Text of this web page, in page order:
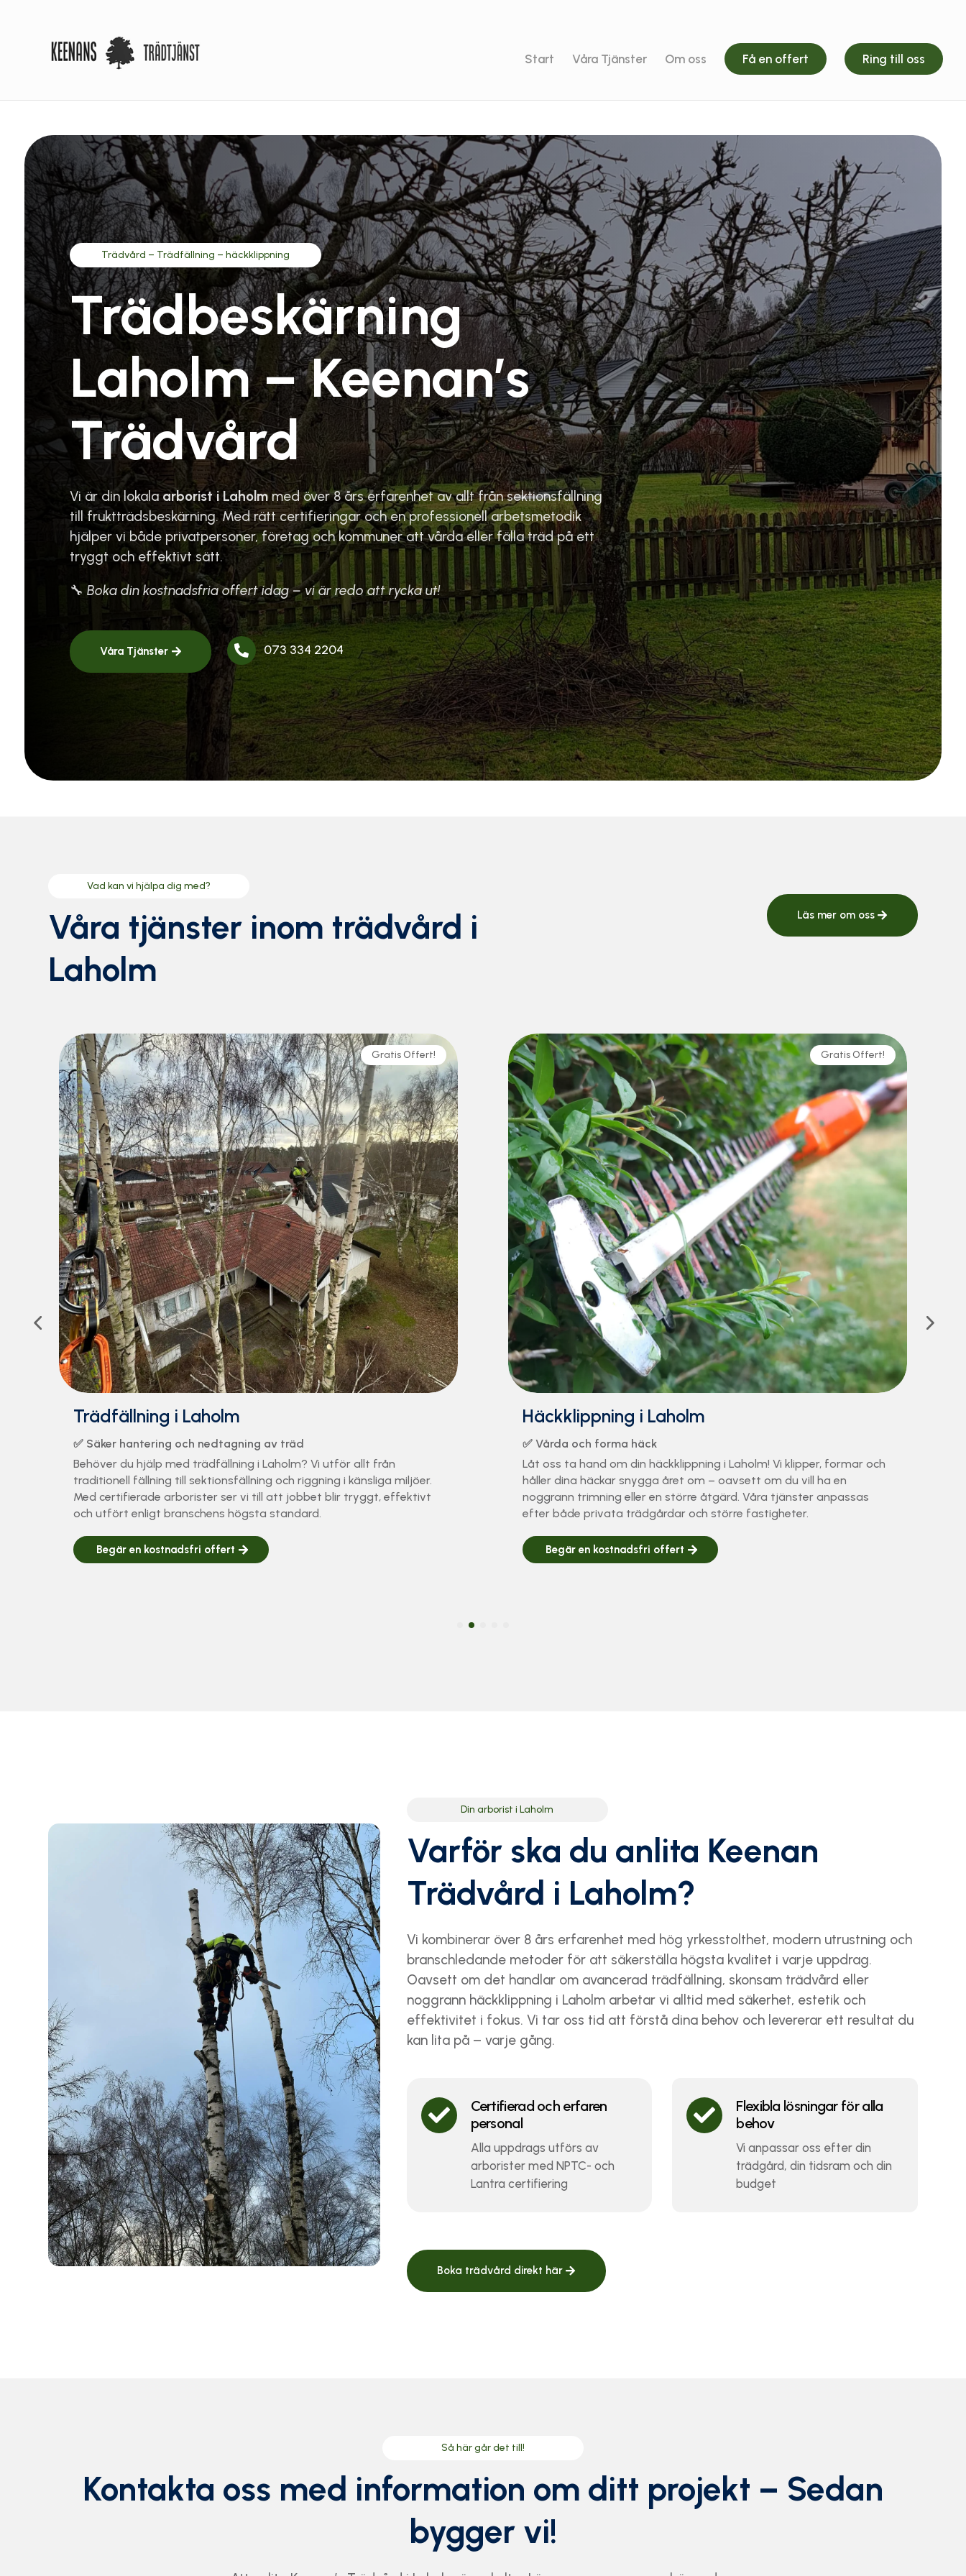
Start Våra Tjänster Om oss Få en offert Ring till oss
Trädvård – Trädfällning – häckklippning
Trädbeskärning
Laholm – Keenan’s
Trädvård
Vi är din lokalaarborist i Laholmmed över 8 års erfarenhet av allt från sektionsfällning
till fruktträdsbeskärning. Med rätt certifieringar och en professionell arbetsmetodik
hjälper vi både privatpersoner, företag och kommuner att vårda eller fälla träd på ett
tryggt och effektivt sätt.
🔧Boka din kostnadsfria offert idag – vi är redo att rycka ut!
Våra Tjänster  073 334 2204
Vad kan vi hjälpa dig med?
Våra tjänster inom trädvård i
Laholm
Läs mer om oss
Gratis Offert!
Trädfällning i Laholm
✅ Säker hantering och nedtagning av träd
Behöver du hjälp med trädfällning i Laholm? Vi utför allt från
traditionell fällning till sektionsfällning och riggning i känsliga miljöer.
Med certifierade arborister ser vi till att jobbet blir tryggt, effektivt
och utfört enligt branschens högsta standard.
Begär en kostnadsfri offert
Gratis Offert!
Häckklippning i Laholm
✅ Vårda och forma häck
Låt oss ta hand om din häckklippning i Laholm! Vi klipper, formar och
håller dina häckar snygga året om – oavsett om du vill ha en
noggrann trimning eller en större åtgärd. Våra tjänster anpassas
efter både privata trädgårdar och större fastigheter.
Begär en kostnadsfri offert
Din arborist i Laholm
Varför ska du anlita Keenan
Trädvård i Laholm?
Vi kombinerar över 8 års erfarenhet med hög yrkesstolthet, modern utrustning och
branschledande metoder för att säkerställa högsta kvalitet i varje uppdrag.
Oavsett om det handlar om avancerad trädfällning, skonsam trädvård eller
noggrann häckklippning i Laholm arbetar vi alltid med säkerhet, estetik och
effektivitet i fokus. Vi tar oss tid att förstå dina behov och levererar ett resultat du
kan lita på – varje gång.

Certifierad och erfaren
personal
Alla uppdrags utförs av
arborister med NPTC- och
Lantra certifiering

Flexibla lösningar för alla
behov
Vi anpassar oss efter din
trädgård, din tidsram och din
budget
Boka trädvård direkt här
Så här går det till!
Kontakta oss med information om ditt projekt – Sedan
bygger vi!